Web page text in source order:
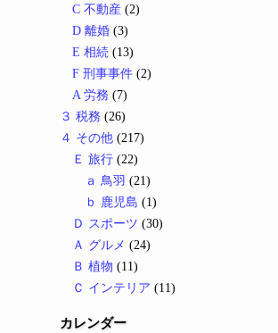
C 不動産 (2)
D 離婚 (3)
E 相続 (13)
F 刑事事件 (2)
A 労務 (7)
３ 税務 (26)
４ その他 (217)
Ｅ 旅行 (22)
ａ 鳥羽 (21)
ｂ 鹿児島 (1)
Ｄ スポーツ (30)
Ａ グルメ (24)
Ｂ 植物 (11)
Ｃ インテリア (11)
カレンダー